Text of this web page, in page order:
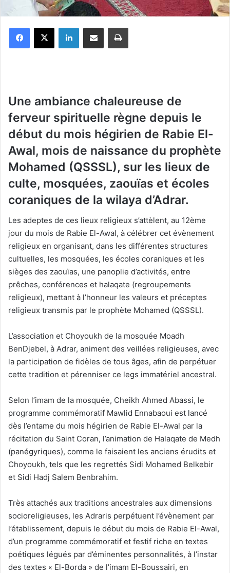
Une ambiance chaleureuse de
ferveur spirituelle règne depuis le
début du mois hégirien de Rabie El-
Awal, mois de naissance du prophète
Mohamed (QSSSL), sur les lieux de
culte, mosquées, zaouïas et écoles
coraniques de la wilaya d’Adrar.
Les adeptes de ces lieux religieux s’attèlent, au 12ème
jour du mois de Rabie El-Awal, à célébrer cet évènement
religieux en organisant, dans les différentes structures
cultuelles, les mosquées, les écoles coraniques et les
sièges des zaouïas, une panoplie d’activités, entre
prêches, conférences et halaqate (regroupements
religieux), mettant à l’honneur les valeurs et préceptes
religieux transmis par le prophète Mohamed (QSSSL).
L’association et Choyoukh de la mosquée Moadh
BenDjebel, à Adrar, animent des veillées religieuses, avec
la participation de fidèles de tous âges, afin de perpétuer
cette tradition et pérenniser ce legs immatériel ancestral.
Selon l’imam de la mosquée, Cheikh Ahmed Abassi, le
programme commémoratif Mawlid Ennabaoui est lancé
dès l’entame du mois hégirien de Rabie El-Awal par la
récitation du Saint Coran, l’animation de Halaqate de Medh
(panégyriques), comme le faisaient les anciens érudits et
Choyoukh, tels que les regrettés Sidi Mohamed Belkebir
et Sidi Hadj Salem Benbrahim.
Très attachés aux traditions ancestrales aux dimensions
socioreligieuses, les Adraris perpétuent l’évènement par
l’établissement, depuis le début du mois de Rabie El-Awal,
d’un programme commémoratif et festif riche en textes
poétiques légués par d’éminentes personnalités, à l’instar
des textes « El-Borda » de l’imam El-Boussairi, en